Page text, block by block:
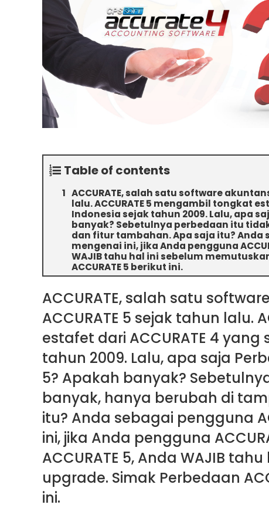
Table of contents
ACCURATE, salah satu software
lalu. ACCURATE 5 mengambil tongkat
Indonesia sejak tahun 2009. Lalu, apa
banyak? Sebetulnya perbedaan itu
dan fitur tambahan. Apa saja itu? Anda
mengenai ini, jika Anda pengguna
WAJIB tahu hal ini sebelum
ACCURATE 5 berikut ini.
ACCURATE, salah satu
ACCURATE 5 sejak tahun lalu.
estafet dari ACCURATE 4
tahun 2009. Lalu, apa saja
5? Apakah banyak?
banyak, hanya berubah di
itu? Anda sebagai pengguna
ini, jika Anda pengguna
ACCURATE 5, Anda WAJIB
upgrade. Simak Perbedaan
ini.